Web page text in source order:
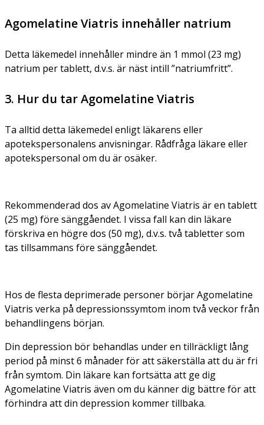
Agomelatine Viatris innehåller natrium
Detta läkemedel innehåller mindre än 1 mmol (23 mg)
natrium per tablett, d.v.s. är näst intill ”natriumfritt”.
3. Hur du tar Agomelatine Viatris
Ta alltid detta läkemedel enligt läkarens eller
apotekspersonalens anvisningar. Rådfråga läkare eller
apotekspersonal om du är osäker.
Rekommenderad dos av Agomelatine Viatris är en tablett
(25 mg) före sänggåendet. I vissa fall kan din läkare
förskriva en högre dos (50 mg), d.v.s. två tabletter som
tas tillsammans före sänggåendet.
Hos de flesta deprimerade personer börjar Agomelatine
Viatris verka på depressionssymtom inom två veckor från
behandlingens början.
Din depression bör behandlas under en tillräckligt lång
period på minst 6 månader för att säkerställa att du är fri
från symtom. Din läkare kan fortsätta att ge dig
Agomelatine Viatris även om du känner dig bättre för att
förhindra att din depression kommer tillbaka.